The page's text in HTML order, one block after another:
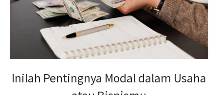
Inilah Pentingnya Modal dalam Usaha